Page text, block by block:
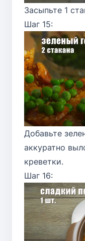
Засыпьте 1
Шаг 15:
Добавьте
аккуратно
креветки.
Шаг 16: